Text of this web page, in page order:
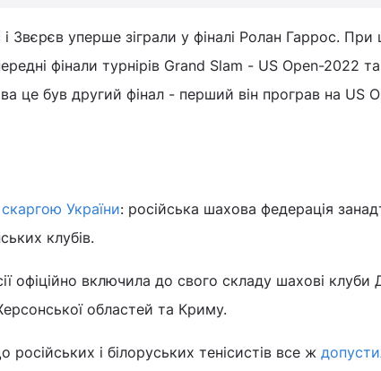
Звєрєв уперше зіграли у фіналі Ролан Гаррос. При
фінали турнірів Grand Slam - US Open-2022 та
це був другий фінал - перший він програв на US
України: російська шахова федерація
клубів.
офіційно включила до свого складу шахові клуби
областей та Криму.
і білоруських тенісистів все ж